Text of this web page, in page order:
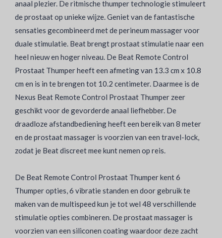
anaal plezier. De ritmische thumper technologie stimuleert
de prostaat op unieke wijze. Geniet van de fantastische
sensaties gecombineerd met de perineum massager voor
duale stimulatie. Beat brengt prostaat stimulatie naar een
heel nieuw en hoger niveau. De Beat Remote Control
Prostaat Thumper heeft een afmeting van 13.3 cm x 10.8
cm en is in te brengen tot 10.2 centimeter. Daarmee is de
Nexus Beat Remote Control Prostaat Thumper zeer
geschikt voor de gevorderde anaal liefhebber. De
draadloze afstandbediening heeft een bereik van 8 meter
en de prostaat massager is voorzien van een travel-lock,
zodat je Beat discreet mee kunt nemen op reis.
De Beat Remote Control Prostaat Thumper kent 6
Thumper opties, 6 vibratie standen en door gebruik te
maken van de multispeed kun je tot wel 48 verschillende
stimulatie opties combineren. De prostaat massager is
voorzien van een siliconen coating waardoor deze zacht